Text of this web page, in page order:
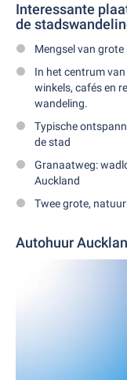
Interessante
de
Mengsel van
In het centrum
winkels, cafés en
wandeling.
Typische
de stad
Granaatweg:
Auckland
Twee grote,
Autohuur